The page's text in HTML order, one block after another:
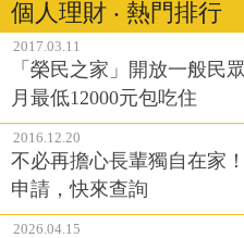
個人理財 ‧ 熱門排行
2017.03.11
「榮民之家」開放一般民
月最低12000元包吃住
2016.12.20
不必再擔心長輩獨自在家
申請，快來查詢
2026.04.15